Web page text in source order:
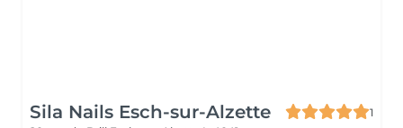
Sila Nails Esch-sur-Alzette
1